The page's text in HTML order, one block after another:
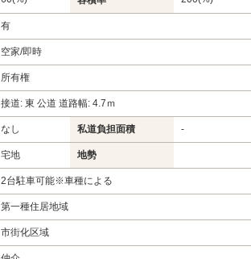
有
空家/即時
所有権
接道: 東 公道 道路幅: 4.7ｍ
なし 私道負担面積 -
宅地 地勢
2台駐車可能※車種による
第一種住居地域
市街化区域